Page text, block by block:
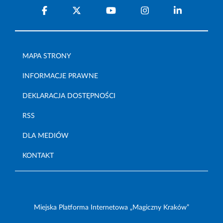
MAPA STRONY
INFORMACJE PRAWNE
DEKLARACJA DOSTĘPNOŚCI
RSS
DLA MEDIÓW
KONTAKT
Miejska Platforma Internetowa „Magiczny Kraków”